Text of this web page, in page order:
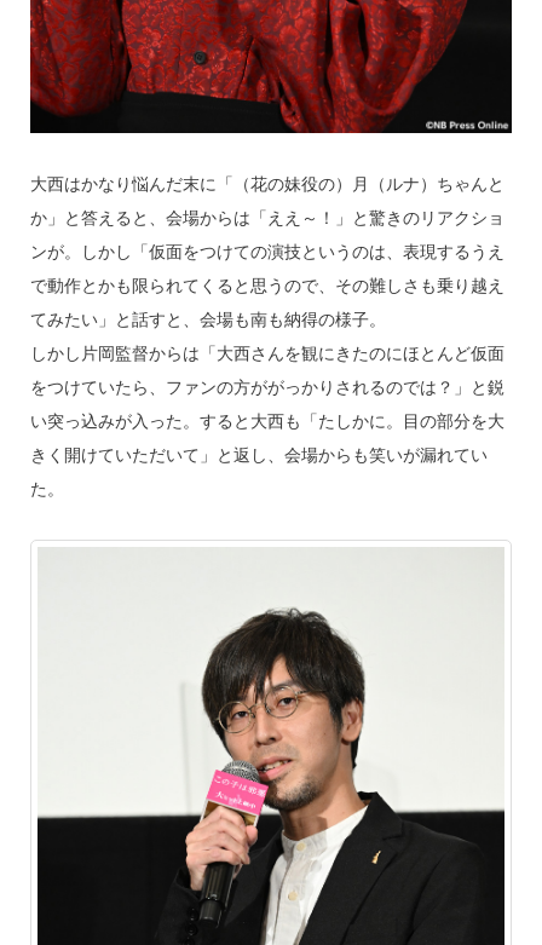
大西はかなり悩んだ末に「（花の妹役の）月（ルナ）ちゃんと
か」と答えると、会場からは「ええ～！」と驚きのリアクショ
ンが。しかし「仮面をつけての演技というのは、表現するうえ
で動作とかも限られてくると思うので、その難しさも乗り越え
てみたい」と話すと、会場も南も納得の様子。
しかし片岡監督からは「大西さんを観にきたのにほとんど仮面
をつけていたら、ファンの方ががっかりされるのでは？」と鋭
い突っ込みが入った。すると大西も「たしかに。目の部分を大
きく開けていただいて」と返し、会場からも笑いが漏れてい
た。